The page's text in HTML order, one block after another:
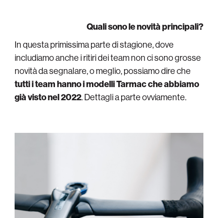
Quali sono le novità principali?
In questa primissima parte di stagione, dove
includiamo anche i ritiri dei team non ci sono grosse
novità da segnalare, o meglio, possiamo dire che
tutti i team hanno i modelli Tarmac che abbiamo
già visto nel 2022. Dettagli a parte ovviamente.